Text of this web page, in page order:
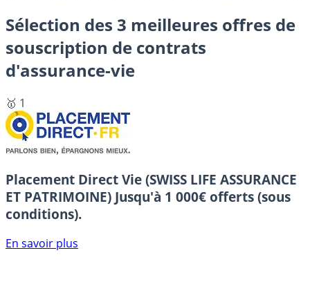
Sélection des 3 meilleures offres de
souscription de contrats
d'assurance-vie
🥇 1
Placement Direct Vie (SWISS LIFE ASSURANCE
ET PATRIMOINE) Jusqu'à 1 000€ offerts (sous
conditions).
En savoir plus